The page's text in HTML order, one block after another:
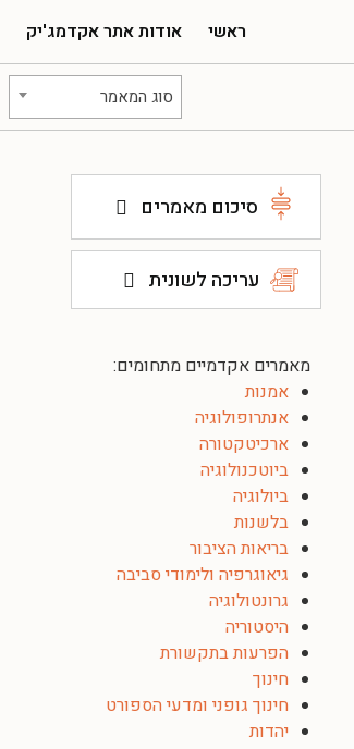
ראשי אודות אתר אקדמג'יק
סוג המאמר
סיכום מאמרים
עריכה לשונית
מאמרים אקדמיים מתחומים:
אמנות
אנתרופולוגיה
ארכיטקטורה
ביוטכנולוגיה
ביולוגיה
בלשנות
בריאות הציבור
גיאוגרפיה ולימודי סביבה
גרונטולוגיה
היסטוריה
הפרעות בתקשורת
חינוך
חינוך גופני ומדעי הספורט
יהדות